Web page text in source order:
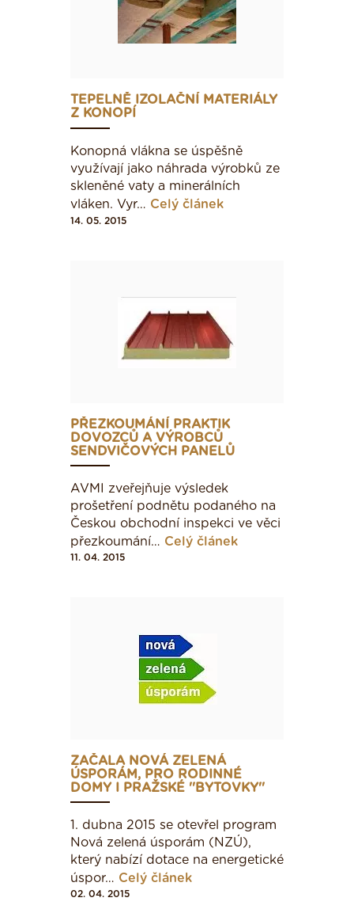
TEPELNĚ IZOLAČNÍ MATERIÁLY
Z KONOPÍ
Konopná vlákna se úspěšně
využívají jako náhra­da výrobků ze
skleněné vaty a minerálních
vláken. Vyr… Celý článek
14. 05. 2015
PŘEZKOUMÁNÍ PRAKTIK
DOVOZCŮ A VÝROBCŮ
SENDVIČOVÝCH PANELŮ
AVMI zveřejňuje výsledek
prošetření podnětu podaného na
Českou obchodní inspekci ve věci
přezkoumání… Celý článek
11. 04. 2015
ZAČALA NOVÁ ZELENÁ
ÚSPORÁM, PRO RODINNÉ
DOMY I PRAŽSKÉ ''BYTOVKY''
1. dubna 2015 se otevřel program
Nová zelená úsporám (NZÚ),
který nabízí dotace na energetické
úspor… Celý článek
02. 04. 2015